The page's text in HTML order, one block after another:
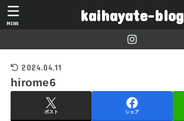
kaihayate-blog
MENU
2024.04.11
hirome6
ポスト シェア